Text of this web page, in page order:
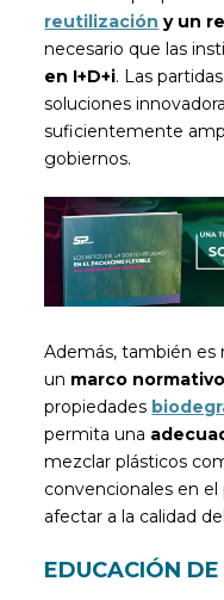
reutilización y un
necesario que las
en I+D+i. Las
soluciones
suficientemente
gobiernos.
Además, también es
un marco
propiedades
permita una
mezclar plásticos
convencionales en
afectar a la calidad
EDUCACIÓN